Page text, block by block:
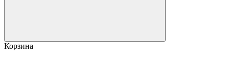
Корзина